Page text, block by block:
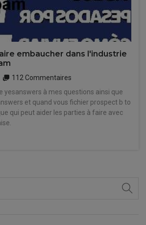
embaucher dans l'industrie
112 Commentaires
yesanswers à mes questions ainsi que
et quand vous fichier prospect b to
qui peut aider les parties à faire avec